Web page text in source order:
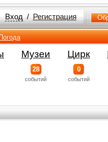
Вход / Регистрация
Музеи
28
событий
Цирк
0
событий